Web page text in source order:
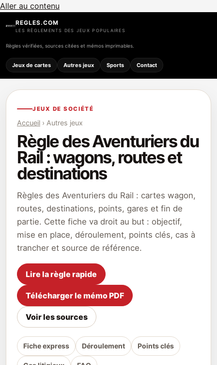
Aller au contenu
REGLES.COM
LES RÈGLEMENTS DES JEUX POPULAIRES
Règles vérifiées, sources citées et mémos imprimables.
Jeux de cartes Autres jeux Sports Contact
JEUX DE SOCIÉTÉ
Accueil › Autres jeux
Règle des Aventuriers du
Rail : wagons, routes et
destinations
Règles des Aventuriers du Rail : cartes wagon,
routes, destinations, points, gares et fin de
partie. Cette fiche va droit au but : objectif,
mise en place, déroulement, points clés, cas à
trancher et source de référence.
Lire la règle rapide
Télécharger le mémo PDF
Voir les sources
Fiche express Déroulement Points clés